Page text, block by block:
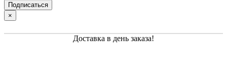
×
Доставка в день заказа!